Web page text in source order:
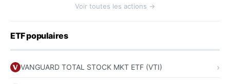
Voir toutes les actions →
ETF populaires
VANGUARD TOTAL STOCK MKT ETF (VTI)